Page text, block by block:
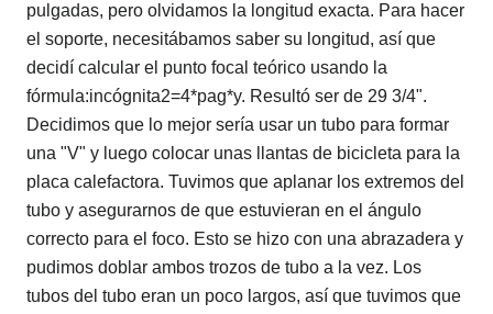
pulgadas, pero olvidamos la longitud exacta. Para hacer
el soporte, necesitábamos saber su longitud, así que
decidí calcular el punto focal teórico usando la
fórmula:incógnita2=4*pag*y. Resultó ser de 29 3/4".
Decidimos que lo mejor sería usar un tubo para formar
una "V" y luego colocar unas llantas de bicicleta para la
placa calefactora. Tuvimos que aplanar los extremos del
tubo y asegurarnos de que estuvieran en el ángulo
correcto para el foco. Esto se hizo con una abrazadera y
pudimos doblar ambos trozos de tubo a la vez. Los
tubos del tubo eran un poco largos, así que tuvimos que